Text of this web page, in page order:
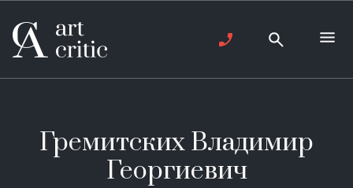
Гремитских Владимир
Георгиевич